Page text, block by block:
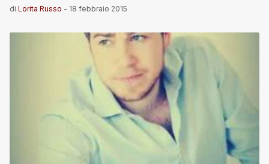
di Lorita Russo - 18 febbraio 2015